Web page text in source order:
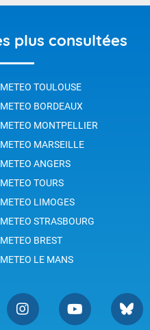
plus consultées
METEO TOULOUSE
METEO BORDEAUX
METEO MONTPELLIER
METEO MARSEILLE
METEO ANGERS
METEO TOURS
METEO LIMOGES
METEO STRASBOURG
METEO BREST
METEO LE MANS